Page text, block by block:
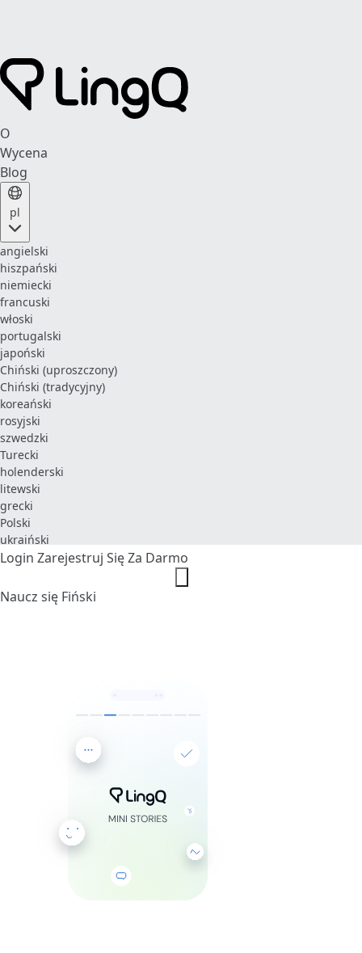
O
Wycena
Blog
pl
angielski
hiszpański
niemiecki
francuski
włoski
portugalski
japoński
Chiński (uproszczony)
Chiński (tradycyjny)
koreański
rosyjski
szwedzki
Turecki
holenderski
litewski
grecki
Polski
ukraiński
Login Zarejestruj Się Za Darmo
Naucz się Fiński